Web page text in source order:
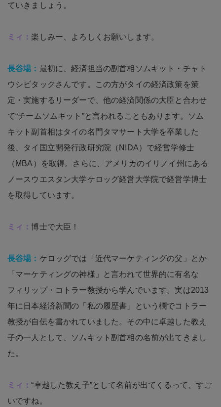
ていきましょう。
ミィ： 楽しみー、よろしくお願いします。
長谷場： 最初に、経済担当の副首相ソムキット・チャト
ウシビタックさんです。この方がタイの経済政策を策
定・実施するリーダーで、他の経済関係の大臣と合わせ
て“チームソムキット”と言われることもあります。ソム
キット副首相はタイの名門タマサート大学を卒業した
後、タイ国立開発行政研究院（NIDA）で経営学修士
（MBA）を取得。さらに、アメリカのイリノイ州にある
ノースウエスタン大学ケロッグ経営大学院で経営学博士
を取得しています。
ミィ：博士で大臣！
長谷場： ケロッグでは「近代マーケティングの父」とか
「マーケティングの神様」と言われて世界的に有名な
フィリップ・コトラー教授から学んでいます。実は2013
年に日本経済新聞の「私の履歴書」という欄でコトラー
教授が自伝を書かれていました。その中に卓越した教え
子の一人として、ソムキット副首相の名前が出てきまし
た。
ミィ：“卓越した教え子”として名前が出てくるって、すご
いですね。